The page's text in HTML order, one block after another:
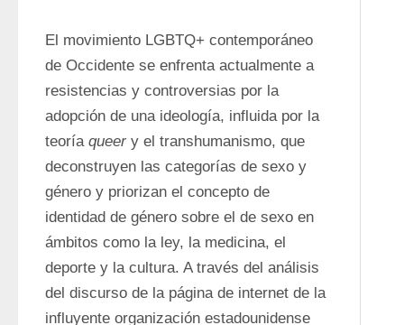
El movimiento LGBTQ+ contemporáneo
de Occidente se enfrenta actualmente a
resistencias y controversias por la
adopción de una ideología, influida por la
teoría queer y el transhumanismo, que
deconstruyen las categorías de sexo y
género y priorizan el concepto de
identidad de género sobre el de sexo en
ámbitos como la ley, la medicina, el
deporte y la cultura. A través del análisis
del discurso de la página de internet de la
influyente organización estadounidense